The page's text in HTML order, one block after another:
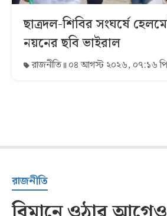
ছাত্রদল-শিবির সংঘর্ষে
নয়নের ছবি ভাইরাল
রাজনীতি ০৪ আগস্ট ২০২৬, ০৭:১৬
রাজনীতি